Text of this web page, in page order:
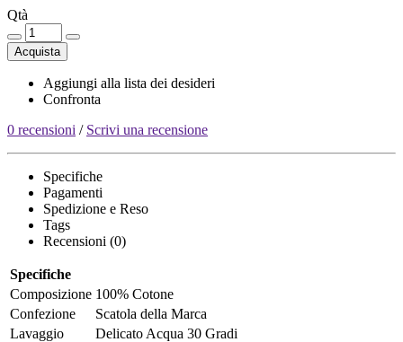
Qtà
Acquista
Aggiungi alla lista dei desideri
Confronta
0 recensioni / Scrivi una recensione
Specifiche
Pagamenti
Spedizione e Reso
Tags
Recensioni (0)
Specifiche
Composizione 100% Cotone
Confezione
Scatola della Marca
Lavaggio
Delicato Acqua 30 Gradi